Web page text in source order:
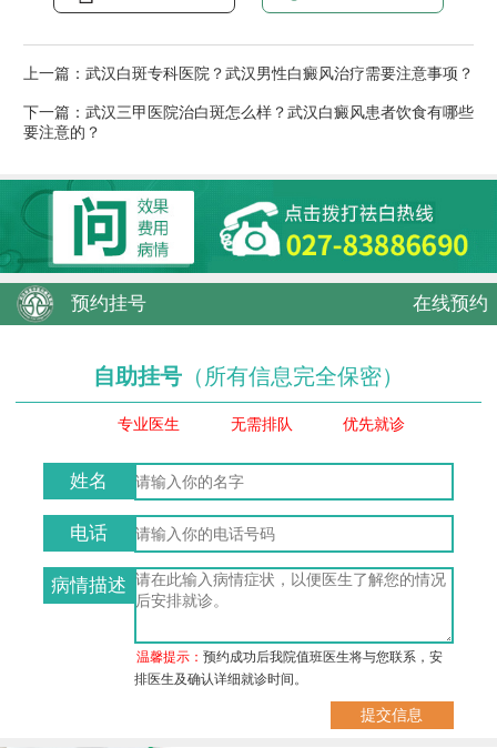
上一篇： 武汉白斑专科医院？武汉男性白癜风治疗需要注意事项？
下一篇： 武汉三甲医院治白斑怎么样？武汉白癜风患者饮食有哪些
要注意的？
预约挂号 在线预约
自助挂号 （所有信息完全保密）
专业医生 无需排队 优先就诊
姓名
电话
病情描述
温馨提示：预约成功后我院值班医生将与您联系，安
排医生及确认详细就诊时间。